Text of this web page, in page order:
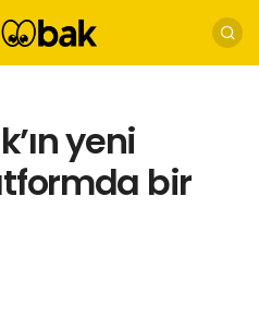
yeni
bir